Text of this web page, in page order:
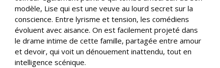
modèle, Lise qui est une veuve au lourd secret sur la
conscience. Entre lyrisme et tension, les comédiens
évoluent avec aisance. On est facilement projeté dans
le drame intime de cette famille, partagée entre amour
et devoir, qui voit un dénouement inattendu, tout en
intelligence scénique.